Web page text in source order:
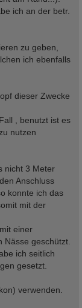
ich an der betr.
zu geben,
ich ebenfalls
dieser Zwecke
, benutzt ist es
nutzen
nicht 3 Meter
Anschluss
konnte ich das
mit der
einer
geschützt.
ich seitlich
gesetzt.
verwenden.